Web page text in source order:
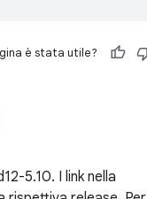
è stata utile?
5.10. I link nella